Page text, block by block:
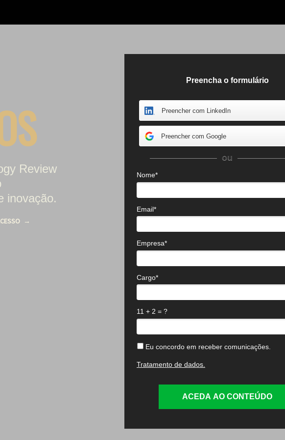
Review
inovação.
→
Preencha o formulário
Preencher com LinkedIn
Preencher com Google
ou
Nome*
Email*
Empresa*
Cargo*
11 + 2 = ?
Eu concordo em receber comunicações.
Tratamento de dados.
ACEDA AO CONTEÚDO